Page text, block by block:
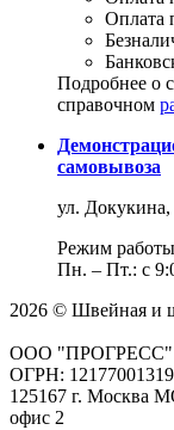
Оплата
Подробнее о
справочном
самовывоза
ул. Докукина,
Режим
Пн. – Пт.: с
2026 © Швейная и
ООО "ПРОГРЕСС"
ОГРН:
125167 г. Москва
офис 2